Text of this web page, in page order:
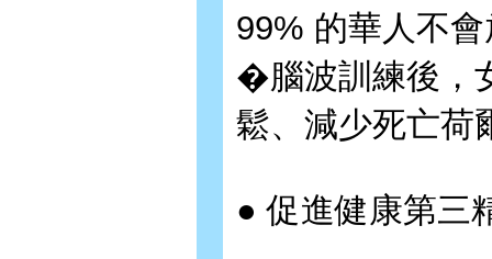
99% 的華人不
�腦波訓練後，
鬆、減少死亡
● 促進健康第三